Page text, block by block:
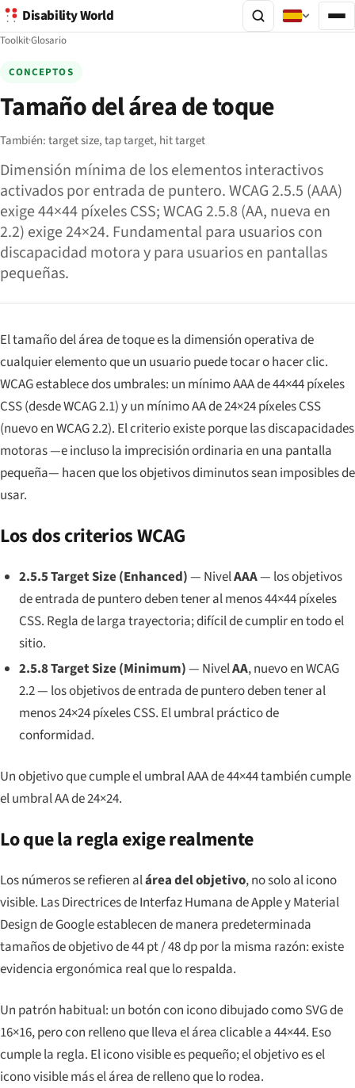
Disability World
Toolkit·Glosario
CONCEPTOS
Tamaño del área de toque
También:target size,tap target, hit target
Dimensión mínima de los elementos interactivos
activados por entrada de puntero. WCAG 2.5.5 (AAA)
exige 44×44 píxeles CSS; WCAG 2.5.8 (AA, nueva en
2.2) exige 24×24. Fundamental para usuarios con
discapacidad motora y para usuarios en pantallas
pequeñas.
El tamaño del área de toque es la dimensión operativa de
cualquier elemento que un usuario puede tocar o hacer clic.
WCAG establece dos umbrales: un mínimo AAA de 44×44 píxeles
CSS (desde WCAG 2.1) y un mínimo AA de 24×24 píxeles CSS
(nuevo en WCAG 2.2). El criterio existe porque las discapacidades
motoras —e incluso la imprecisión ordinaria en una pantalla
pequeña— hacen que los objetivos diminutos sean imposibles de
usar.
Los dos criterios WCAG
2.5.5 Target Size (Enhanced)— NivelAAA— los objetivos
de entrada de puntero deben tener al menos 44×44 píxeles
CSS. Regla de larga trayectoria; difícil de cumplir en todo el
sitio.
2.5.8 Target Size (Minimum)— NivelAA, nuevo en WCAG
2.2 — los objetivos de entrada de puntero deben tener al
menos 24×24 píxeles CSS. El umbral práctico de
conformidad.
Un objetivo que cumple el umbral AAA de 44×44 también cumple
el umbral AA de 24×24.
Lo que la regla exige realmente
Los números se refieren alárea del objetivo, no solo al icono
visible. Las Directrices de Interfaz Humana de Apple y Material
Design de Google establecen de manera predeterminada
tamaños de objetivo de 44 pt / 48 dp por la misma razón: existe
evidencia ergonómica real que lo respalda.
Un patrón habitual: un botón con icono dibujado como SVG de
16×16, pero con relleno que lleva el área clicable a 44×44. Eso
cumple la regla. El icono visible es pequeño; el objetivo es el
icono visiblemásel área de relleno que lo rodea.